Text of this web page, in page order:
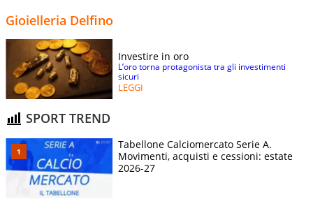
Gioielleria Delfino
Investire in oro
L’oro torna protagonista tra gli investimenti
sicuri
LEGGI
SPORT TREND
Tabellone Calciomercato Serie A.
Movimenti, acquisti e cessioni: estate
2026-27